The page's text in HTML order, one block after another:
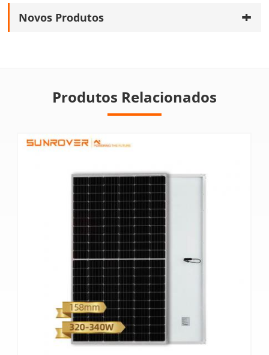
Novos Produtos
Produtos Relacionados